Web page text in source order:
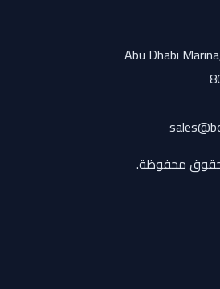
Abu Dhabi
sales@